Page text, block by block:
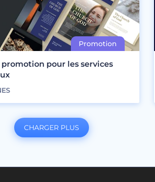
promotion pour les services
CHARGER PLUS